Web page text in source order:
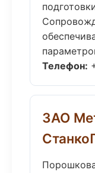
Телефон:
ЗАО